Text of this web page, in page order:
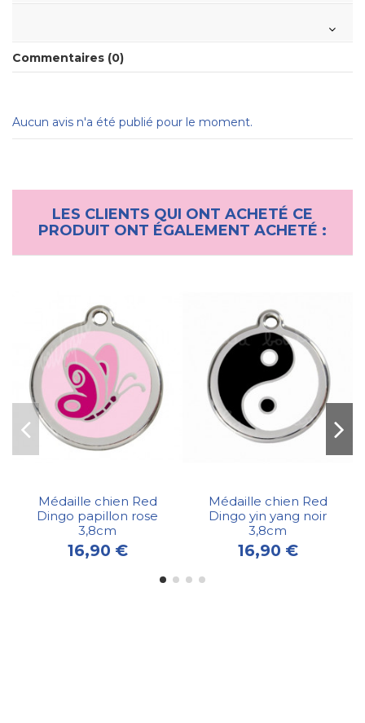
Commentaires (0)
Aucun avis n'a été publié pour le moment.
LES CLIENTS QUI ONT ACHETÉ CE
PRODUIT ONT ÉGALEMENT ACHETÉ :
Médaille chien Red
Dingo papillon rose
3,8cm
16,90 €
Médaille chien Red
Dingo yin yang noir
3,8cm
16,90 €